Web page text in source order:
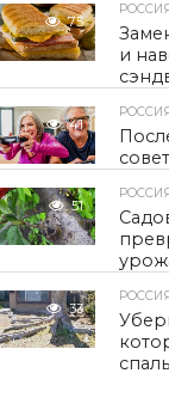
75
и
41
51
33